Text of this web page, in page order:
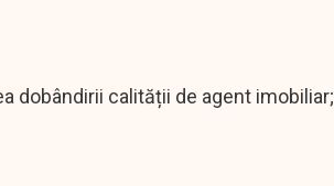
dobândirii calității de agent imobiliar;